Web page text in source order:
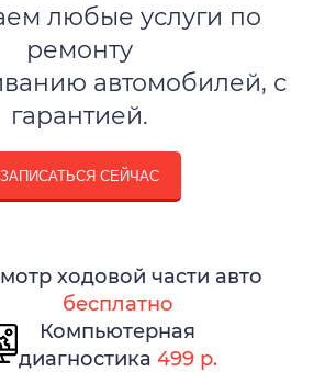
любые услуги по
ремонту
автомобилей, с
гарантией.
ЗАПИСАТЬСЯ СЕЙЧАС
ходовой части авто
бесплатно
Компьютерная
диагностика 499 р.